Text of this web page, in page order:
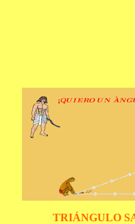
TRIÁNGULO